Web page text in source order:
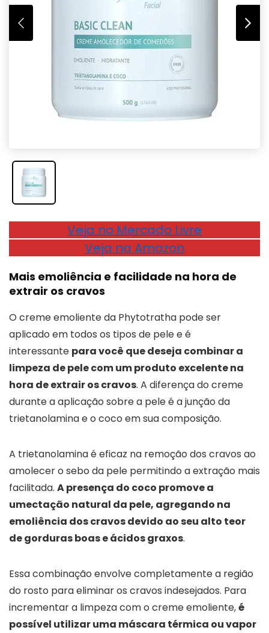
Veja no Mercado Livre
Veja na Amazon
Mais emoliência e facilidade na hora de
extrair os cravos
O creme emoliente da Phytotratha pode ser
aplicado em todos os tipos de pele e é
interessante para você que deseja combinar a
limpeza de pele com um produto excelente na
hora de extrair os cravos. A diferença do creme
durante a aplicação sobre a pele é a junção da
trietanolamina e o coco em sua composição.
A trietanolamina é eficaz na remoção dos cravos ao
amolecer o sebo da pele permitindo a extração mais
facilitada. A presença do coco promove a
umectação natural da pele, agregando na
emoliência dos cravos devido ao seu alto teor
de gorduras boas e ácidos graxos.
Essa combinação envolve completamente a região
do rosto para eliminar os cravos indesejados. Para
incrementar a limpeza com o creme emoliente,é
possível utilizar uma máscara térmica ou vapor